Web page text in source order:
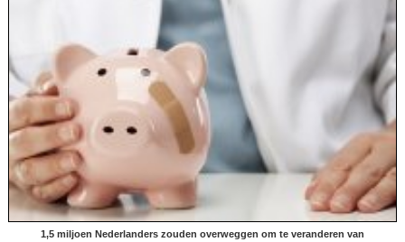
1,5 miljoen Nederlanders zouden overweggen om te veranderen van